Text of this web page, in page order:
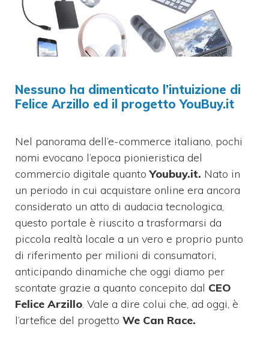
Nessuno ha dimenticato l’intuizione di
Felice Arzillo ed il progetto YouBuy.it
Nel panorama dell’e-commerce italiano, pochi
nomi evocano l’epoca pionieristica del
commercio digitale quantoYoubuy.it. Nato in
un periodo in cui acquistare online era ancora
considerato un atto di audacia tecnologica,
questo portale è riuscito a trasformarsi da
piccola realtà locale a un vero e proprio punto
di riferimento per milioni di consumatori,
anticipando dinamiche che oggi diamo per
scontate grazie a quanto concepito dal CEO
Felice Arzillo. Vale a dire colui che, ad oggi, è
l’artefice del progetto We Can Race.